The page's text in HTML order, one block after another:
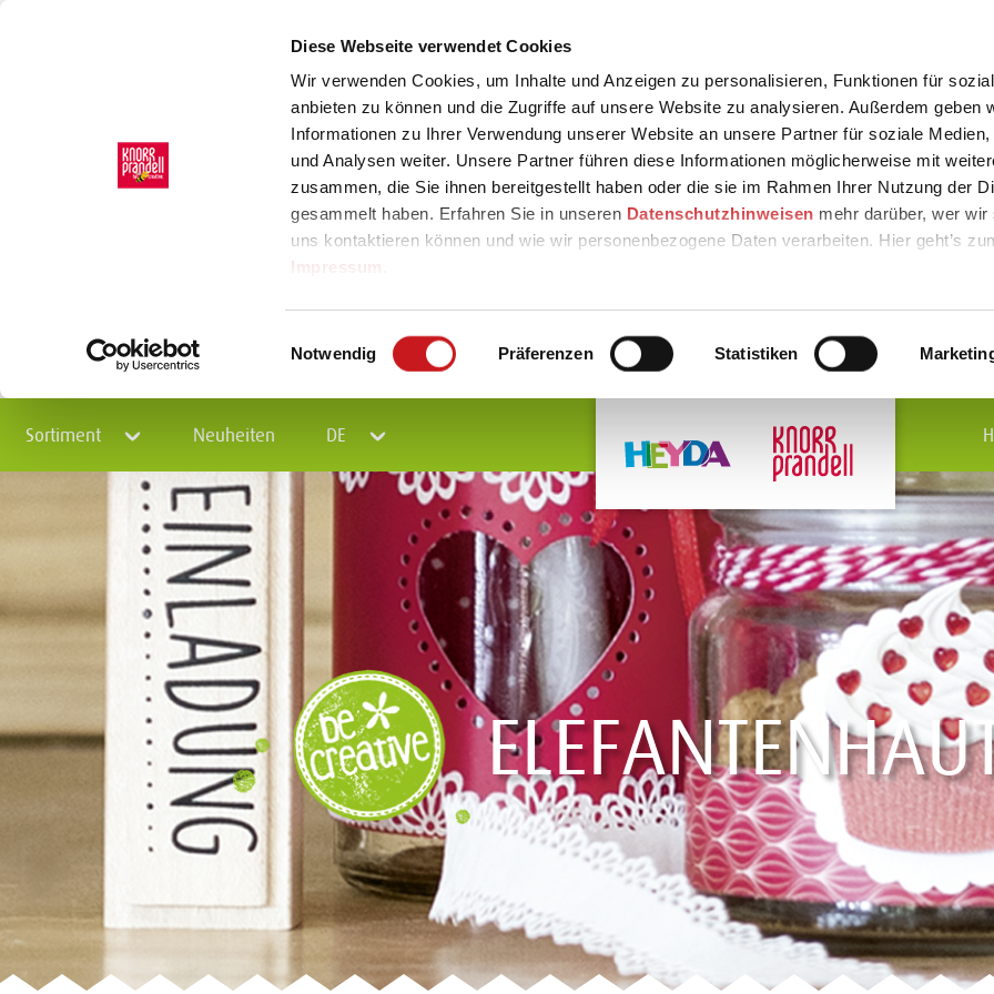
Diese Webseite verwendet Cookies
Wir verwenden Cookies, um Inhalte und Anzeigen zu personalisieren, Funktionen für
anbieten zu können und die Zugriffe auf unsere Website zu analysieren. Außerdem geben
Informationen zu Ihrer Verwendung unserer Website an unsere Partner für soziale Medien,
und Analysen weiter. Unsere Partner führen diese Informationen möglicherweise mit
zusammen, die Sie ihnen bereitgestellt haben oder die sie im Rahmen Ihrer Nutzung der
gesammelt haben. Erfahren Sie in unseren Datenschutzhinweisen mehr darüber, wer
uns kontaktieren können und wie wir personenbezogene Daten verarbeiten. Hier geht’s
Impressum
Einwilligungsauswahl
Notwendig Präferenzen Statistiken
Sortiment Neuheiten DE